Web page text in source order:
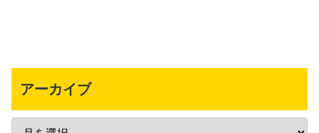
アーカイブ